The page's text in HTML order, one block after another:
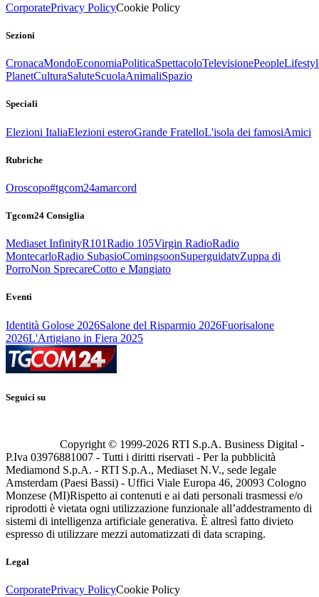
CorporatePrivacy PolicyCookie Policy
Sezioni
CronacaMondoEconomiaPoliticaSpettacoloTelevisionePeople
PlanetCulturaSaluteScuolaAnimaliSpazio
Speciali
Elezioni ItaliaElezioni esteroGrande FratelloL'isola dei famosiAmici
Rubriche
Oroscopo#tgcom24amarcord
Tgcom24 Consiglia
Mediaset InfinityR101Radio 105Virgin RadioRadio
MontecarloRadio SubasioComingsoonSuperguidatvZuppa di
PorroNon SprecareCotto e Mangiato
Eventi
Identità Golose 2026Salone del Risparmio 2026Fuorisalone
2026L'Artigiano in Fiera 2025
Seguici su
Copyright © 1999-2026 RTI S.p.A. Business Digital -
P.Iva 03976881007 - Tutti i diritti riservati - Per la pubblicità
Mediamond S.p.A. - RTI S.p.A., Mediaset N.V., sede legale
Amsterdam (Paesi Bassi) - Uffici Viale Europa 46, 20093 Cologno
Monzese (MI)Rispetto ai contenuti e ai dati personali trasmessi e/o
riprodotti è vietata ogni utilizzazione funzionale all’addestramento di
sistemi di intelligenza artificiale generativa. È altresì fatto divieto
espresso di utilizzare mezzi automatizzati di data scraping.
Legal
CorporatePrivacy PolicyCookie Policy